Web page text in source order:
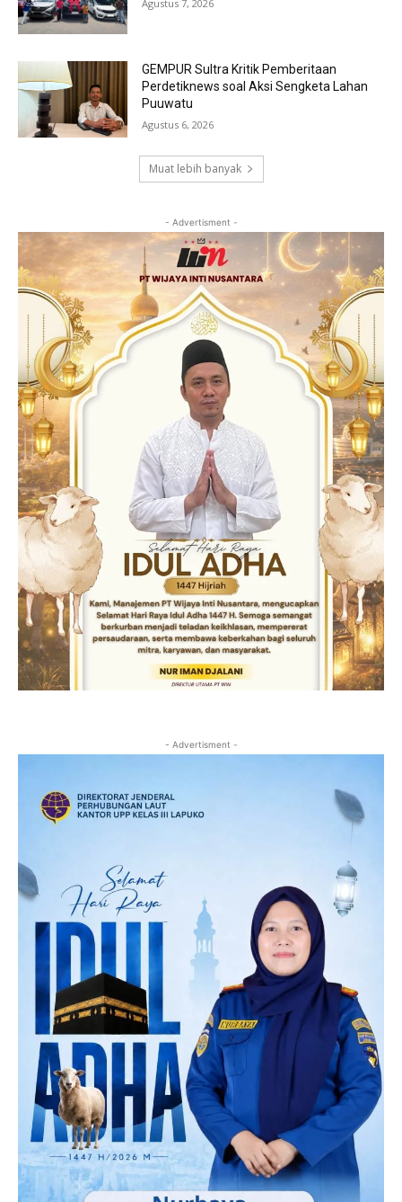
Agustus 7, 2026
GEMPUR Sultra Kritik Pemberitaan
Perdetiknews soal Aksi Sengketa Lahan
Puuwatu
Agustus 6, 2026
Muat lebih banyak
- Advertisment -
- Advertisment -